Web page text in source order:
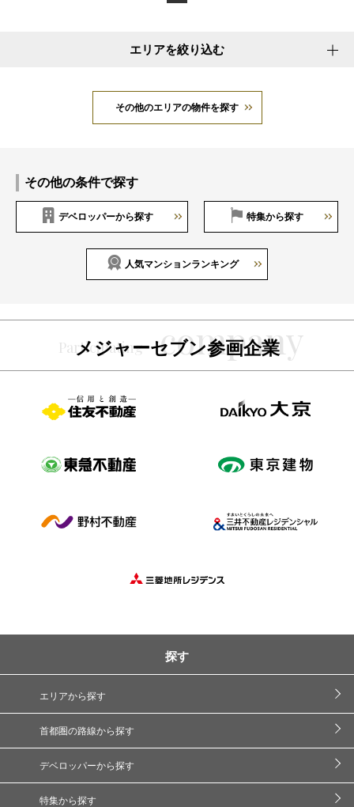
エリアを絞り込む
その他のエリアの物件を探す
その他の条件で探す
デベロッパーから探す 特集から探す
人気マンションランキング
メジャーセブン参画企業
探す
エリアから探す
首都圏の路線から探す
デベロッパーから探す
特集から探す